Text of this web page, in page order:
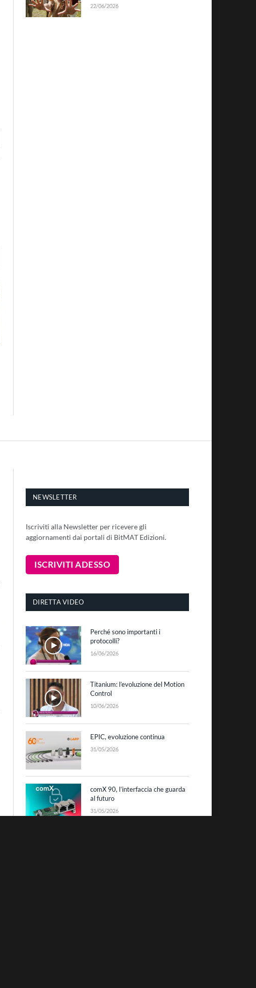
22/06/2026
NEWSLETTER
Iscriviti alla Newsletter per ricevere gli
aggiornamenti dai portali di BitMAT Edizioni.
DIRETTA VIDEO
Perché sono importanti i
protocolli?
16/06/2026
Titanium: l’evoluzione del Motion
Control
10/06/2026
EPIC, evoluzione continua
31/05/2026
comX 90, l’interfaccia che guarda
al futuro
31/05/2026